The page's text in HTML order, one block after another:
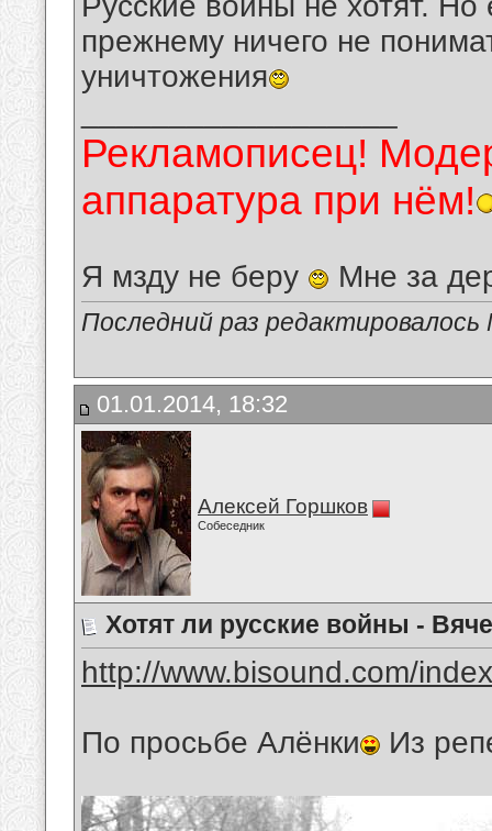
прежнему ничего не
уничтожения
Рекламописец!
аппаратура при нём!
Я мзду не беру Мне за
Последний раз
01.01.2014, 18:32
Алексей Горшков
Собеседник
Хотят ли русские войны -
http://www.bisound.com/
По просьбе Алёнки Из